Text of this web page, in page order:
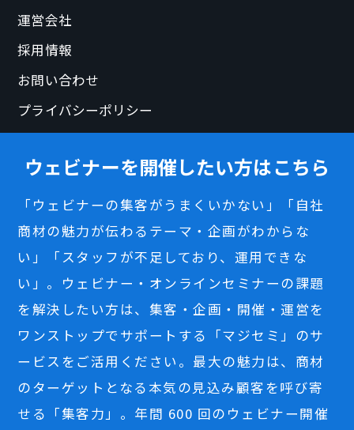
運営会社
採用情報
お問い合わせ
プライバシーポリシー
ウェビナーを開催したい方はこちら
「ウェビナーの集客がうまくいかない」「自社
商材の魅力が伝わるテーマ・企画がわからな
い」「スタッフが不足しており、運用できな
い」。ウェビナー・オンラインセミナーの課題
を解決したい方は、集客・企画・開催・運営を
ワンストップでサポートする「マジセミ」のサ
ービスをご活用ください。最大の魅力は、商材
のターゲットとなる本気の見込み顧客を呼び寄
せる「集客力」。年間 600 回のウェビナー開催